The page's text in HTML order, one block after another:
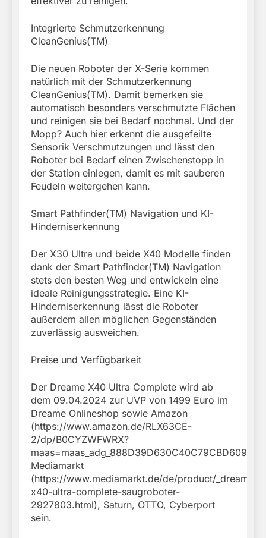
Integrierte Schmutzerkennung
CleanGenius(TM)
Die neuen Roboter der X-Serie kommen
natürlich mit der Schmutzerkennung
CleanGenius(TM). Damit bemerken sie
automatisch besonders verschmutzte Flächen
und reinigen sie bei Bedarf nochmal. Und der
Mopp? Auch hier erkennt die ausgefeilte
Sensorik Verschmutzungen und lässt den
Roboter bei Bedarf einen Zwischenstopp in
der Station einlegen, damit es mit sauberen
Feudeln weitergehen kann.
Smart Pathfinder(TM) Navigation und KI-
Hinderniserkennung
Der X30 Ultra und beide X40 Modelle finden
dank der Smart Pathfinder(TM) Navigation
stets den besten Weg und entwickeln eine
ideale Reinigungsstrategie. Eine KI-
Hinderniserkennung lässt die Roboter
außerdem allen möglichen Gegenständen
zuverlässig ausweichen.
Preise und Verfügbarkeit
Der Dreame X40 Ultra Complete wird ab
dem 09.04.2024 zur UVP von 1499 Euro im
Dreame Onlineshop sowie Amazon
(https://www.amazon.de/RLX63CE-
2/dp/B0CYZWFWRX?
Mediamarkt
(https://www.mediamarkt.de/de/product/_dreame-
x40-ultra-complete-saugroboter-
2927803.html), Saturn, OTTO, Cyberport
sein.